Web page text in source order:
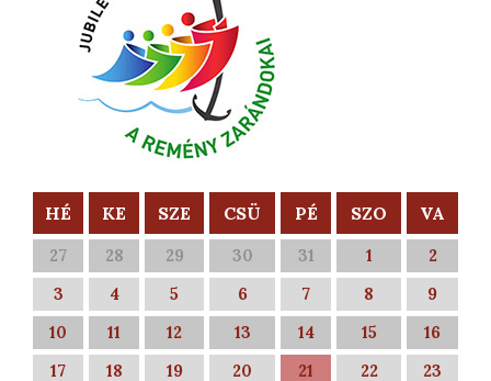
HÉ KE SZE CSÜ PÉ SZO VA
27 28 29 30 31 1
2
3
4 5 6 7 8
9
10
11 12 13 14 15
16
17
18 19 20 21 22 23